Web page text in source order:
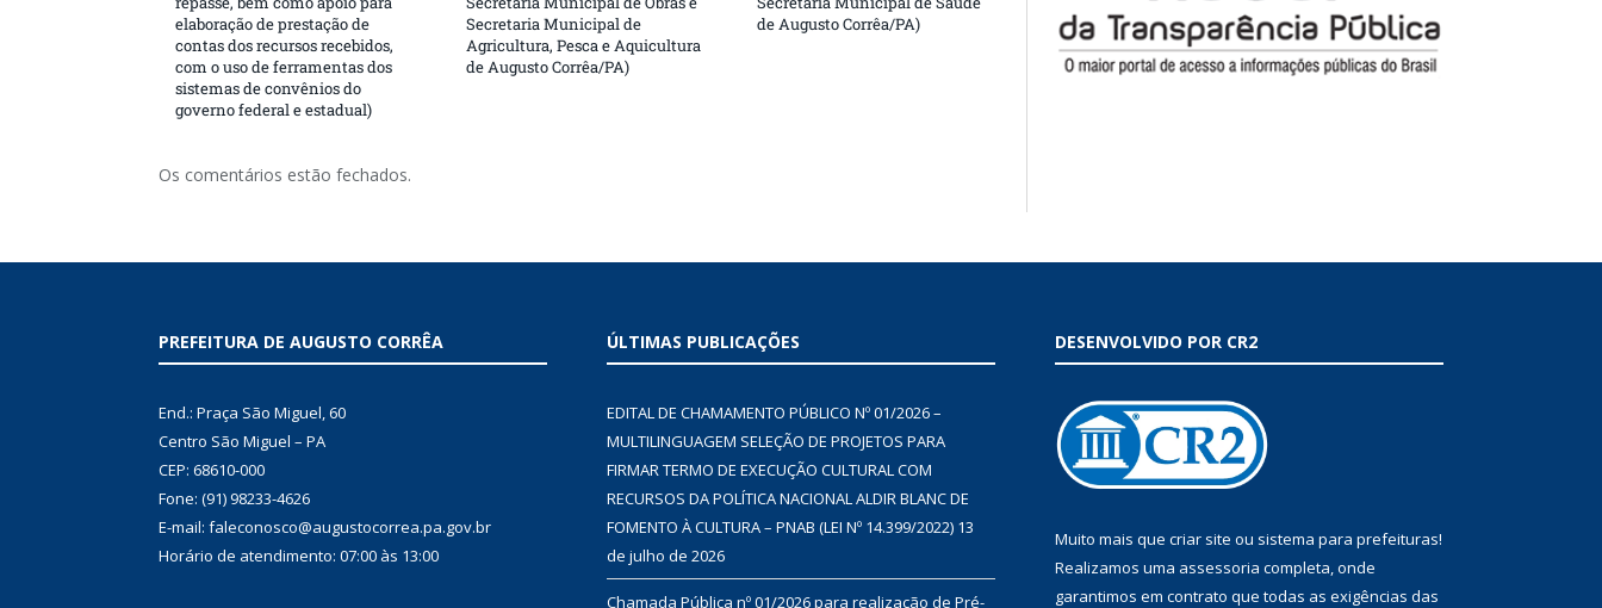
elaboração de prestação de
contas dos recursos recebidos,
com o uso de ferramentas dos
sistemas de convênios do
governo federal e estadual)
Secretaria Municipal de
Agricultura, Pesca e Aquicultura
de Augusto Corrêa/PA)
de Augusto Corrêa/PA)
Os comentários estão fechados.
PREFEITURA DE AUGUSTO CORRÊA
End.: Praça São Miguel, 60
Centro São Miguel – PA
CEP: 68610-000
Fone: (91) 98233-4626
E-mail: faleconosco@augustocorrea.pa.gov.br
Horário de atendimento: 07:00 às 13:00
ÚLTIMAS PUBLICAÇÕES
EDITAL DE CHAMAMENTO PÚBLICO Nº 01/2026 –
MULTILINGUAGEM SELEÇÃO DE PROJETOS PARA
FIRMAR TERMO DE EXECUÇÃO CULTURAL COM
RECURSOS DA POLÍTICA NACIONAL ALDIR BLANC DE
FOMENTO À CULTURA – PNAB (LEI Nº 14.399/2022) 13
de julho de 2026
Chamada Pública nº 01/2026 para realização de Pré-
DESENVOLVIDO POR CR2
Muito mais que criar site ou sistema para prefeituras!
Realizamos uma assessoria completa, onde
garantimos em contrato que todas as exigências das